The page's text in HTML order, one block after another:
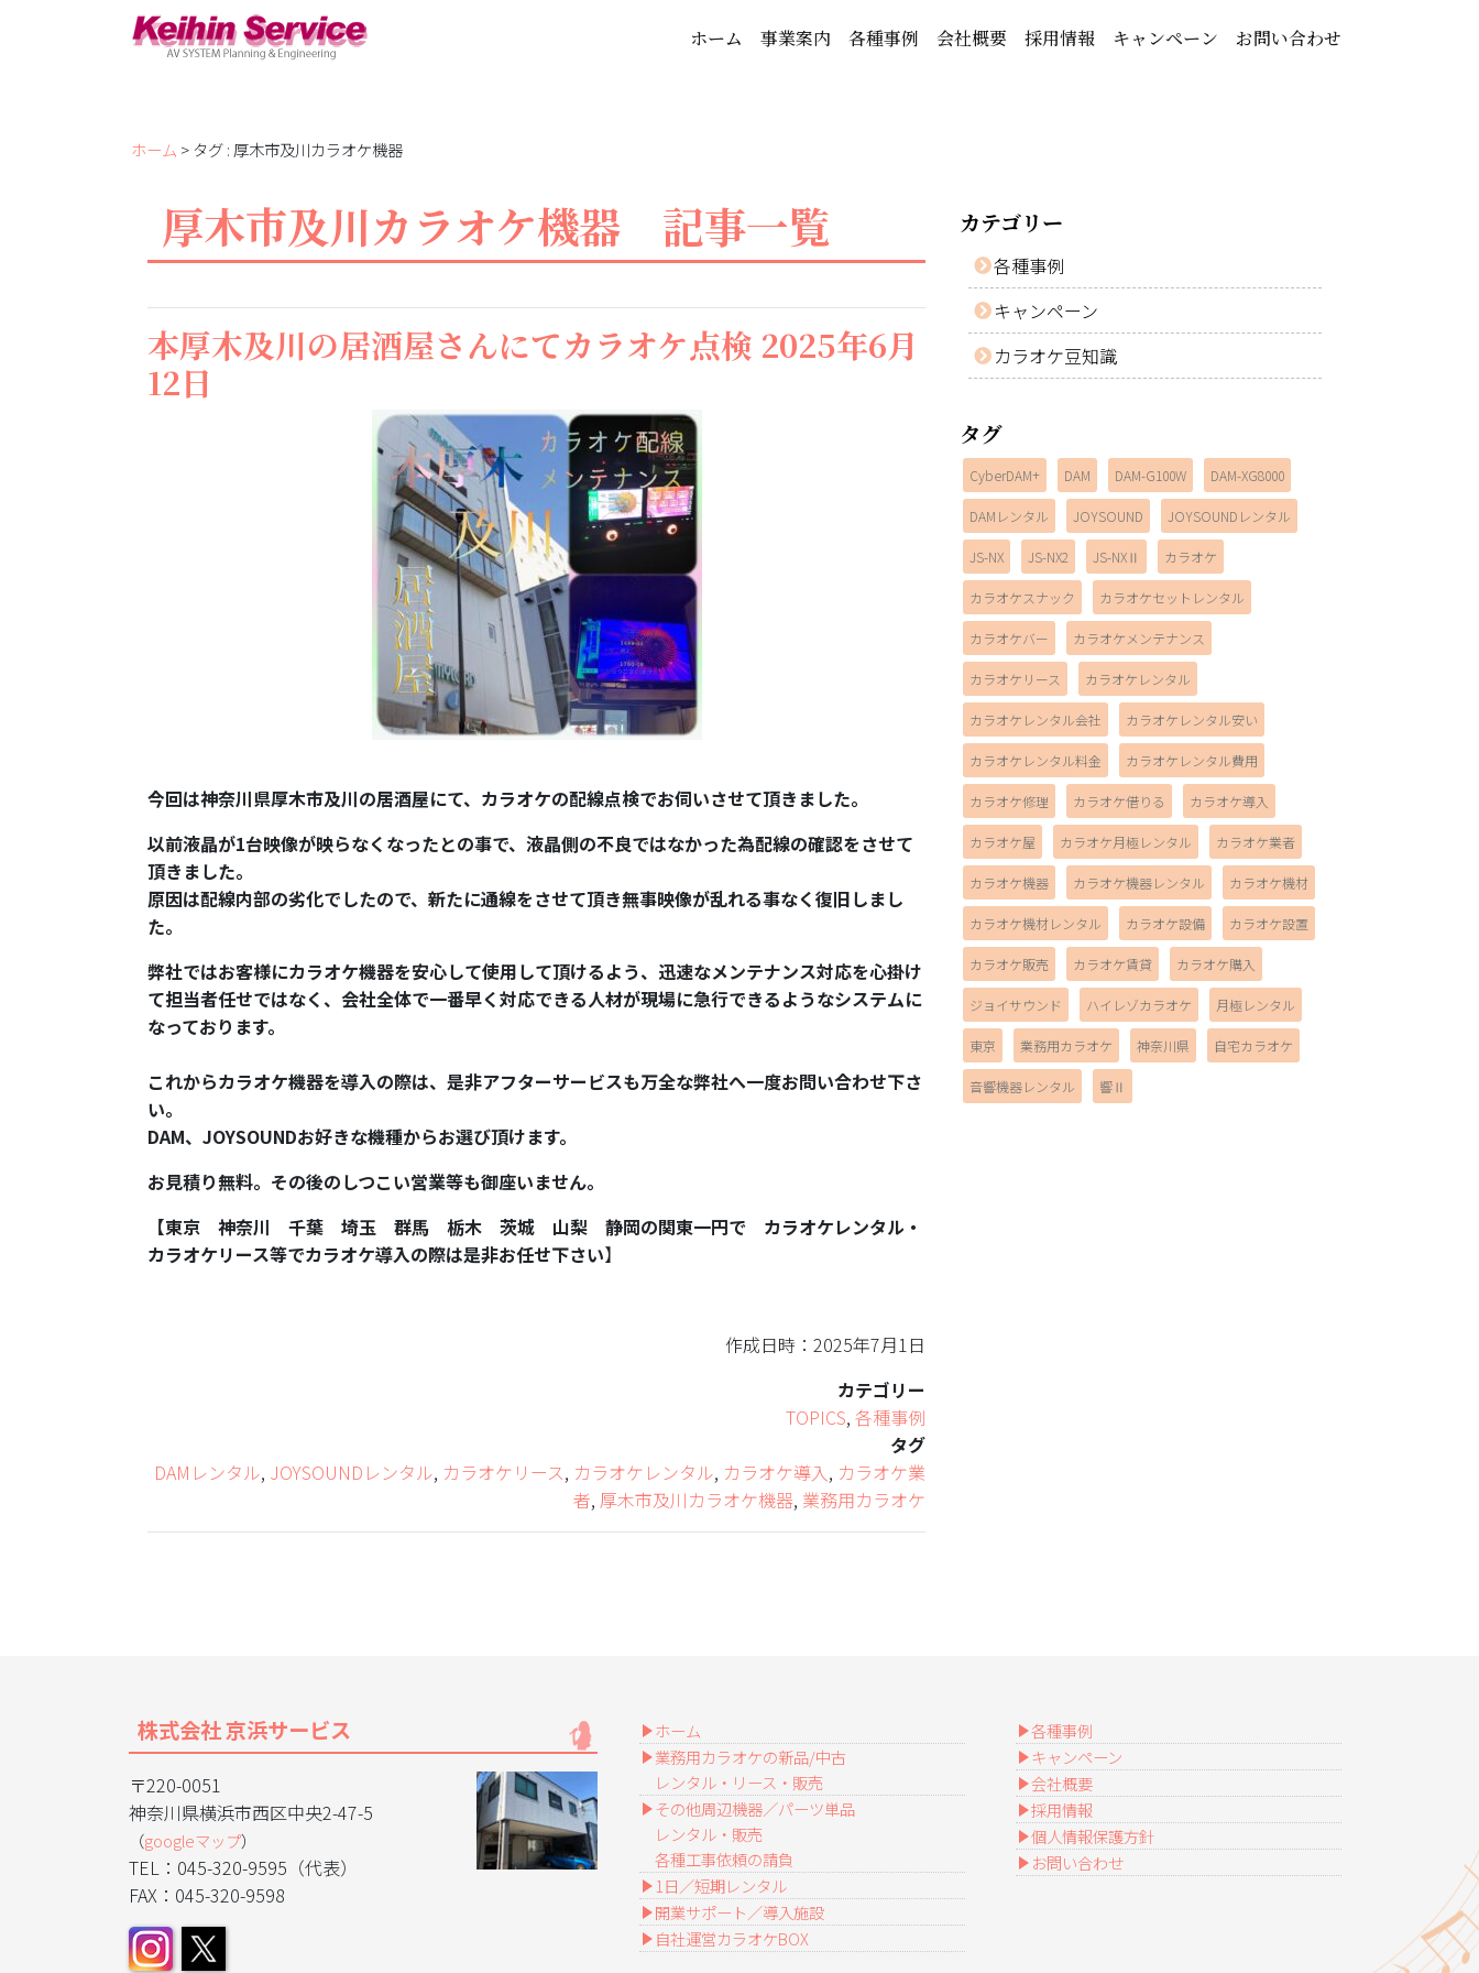
ホーム 事業案内 各種事例 会社概要 採用情報 キャンペーン お問い合わせ
ホーム > タグ : 厚木市及川カラオケ機器
厚木市及川カラオケ機器 記事一覧
本厚木及川の居酒屋さんにてカラオケ点検 2025年6月
12日
今回は神奈川県厚木市及川の居酒屋にて、カラオケの配線点検でお伺いさせて頂きました。
以前液晶が1台映像が映らなくなったとの事で、液晶側の不良ではなかった為配線の確認をさせて
頂きました。
原因は配線内部の劣化でしたので、新たに通線をさせて頂き無事映像が乱れる事なく復旧しまし
た。
弊社ではお客様にカラオケ機器を安心して使用して頂けるよう、迅速なメンテナンス対応を心掛け
て担当者任せではなく、会社全体で一番早く対応できる人材が現場に急行できるようなシステムに
なっております。
これからカラオケ機器を導入の際は、是非アフターサービスも万全な弊社へ一度お問い合わせ下さ
い。
DAM、JOYSOUNDお好きな機種からお選び頂けます。
お見積り無料。その後のしつこい営業等も御座いません。
【東京 神奈川 千葉 埼玉 群馬 栃木 茨城 山梨 静岡の関東一円で カラオケレンタル・
カラオケリース等でカラオケ導入の際は是非お任せ下さい】
作成日時：2025年7月1日
カテゴリー
TOPICS,各種事例
タグ
DAMレンタル, JOYSOUNDレンタル, カラオケリース, カラオケレンタル, カラオケ導入, カラオケ業
者,厚木市及川カラオケ機器, 業務用カラオケ
カテゴリー
各種事例
キャンペーン
カラオケ豆知識
タグ
CyberDAM+ DAM DAM-G100W DAM-XG8000
DAMレンタル JOYSOUND JOYSOUNDレンタル
JS-NX JS-NX2 JS-NXⅡ カラオケ
カラオケスナック カラオケセットレンタル
カラオケバー カラオケメンテナンス
カラオケリース カラオケレンタル
カラオケレンタル会社 カラオケレンタル安い
カラオケレンタル料金 カラオケレンタル費用
カラオケ修理 カラオケ借りる カラオケ導入
カラオケ屋 カラオケ月極レンタル カラオケ業者
カラオケ機器 カラオケ機器レンタル カラオケ機材
カラオケ機材レンタル カラオケ設備 カラオケ設置
カラオケ販売 カラオケ賃貸 カラオケ購入
ジョイサウンド ハイレゾカラオケ 月極レンタル
東京 業務用カラオケ 神奈川県 自宅カラオケ
音響機器レンタル 響Ⅱ
株式会社 京浜サービス
〒220-0051
神奈川県横浜市西区中央2-47-5
（googleマップ）
TEL：045-320-9595（代表）
FAX：045-320-9598
ホーム
業務用カラオケの新品/中古
レンタル・リース・販売
その他周辺機器／パーツ単品
レンタル・販売
各種工事依頼の請負
1日／短期レンタル
開業サポート／導入施設
自社運営カラオケBOX
各種事例
キャンペーン
会社概要
採用情報
個人情報保護方針
お問い合わせ